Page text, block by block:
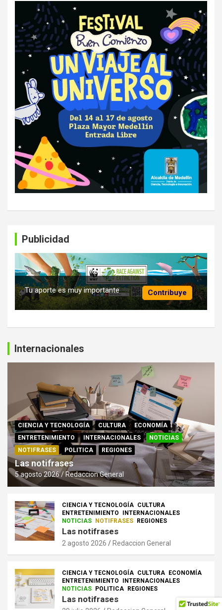
Publicidad
Contribuye
Tu aporte es muy importante
Internacionales
CIENCIA Y TECNOLOGÍA CULTURA
ECONOMÍA
ENTRETENIMIENTO
INTERNACIONALES
NOTICIAS
NOTIFRASES
POLITICA REGIONES
Las notifrases
5 agosto 2026 Redaccion General
CIENCIA Y TECNOLOGÍA CULTURA
ENTRETENIMIENTO
INTERNACIONALES
NOTICIAS
NOTIFRASES REGIONES
Las notifrases
2 agosto 2026 Redaccion General
CIENCIA Y TECNOLOGÍA CULTURA
ECONOMÍA
ENTRETENIMIENTO
INTERNACIONALES
NOTICIAS
POLITICA REGIONES
Las notifrases